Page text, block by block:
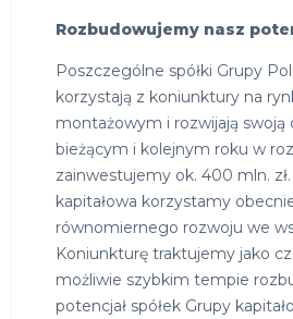
Rozbudowujemy nasz
Poszczególne spółki Grupy
korzystają z koniunktury na
montażowym i rozwijają swoją
bieżącym i kolejnym roku w
zainwestujemy ok. 400 mln.
kapitałowa korzystamy
równomiernego rozwoju we
Koniunkturę traktujemy jako
możliwie szybkim tempie
potencjał spółek Grupy